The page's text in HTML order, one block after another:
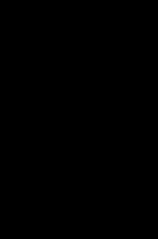
Star Wars:
est enfin